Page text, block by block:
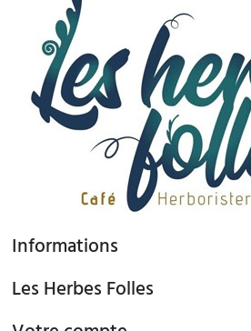
Informations
Les Herbes Folles